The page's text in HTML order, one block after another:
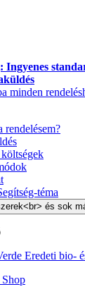
Ingyenes
minden
rendelésem?
téma
Eredeti bio-